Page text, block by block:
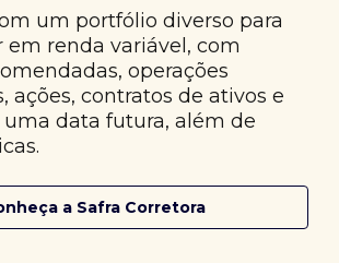
um portfólio diverso para
em renda variável, com
operações
ações, contratos de ativos e
uma data futura, além de
a Safra Corretora